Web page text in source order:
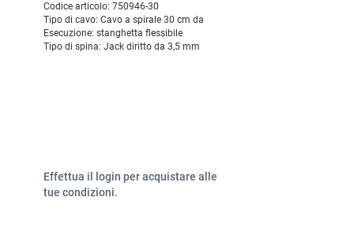
Codice articolo: 750946-30
Tipo di cavo: Cavo a spirale 30 cm da
Esecuzione: stanghetta flessibile
Tipo di spina: Jack diritto da 3,5 mm
Effettua il login per acquistare alle
tue condizioni.